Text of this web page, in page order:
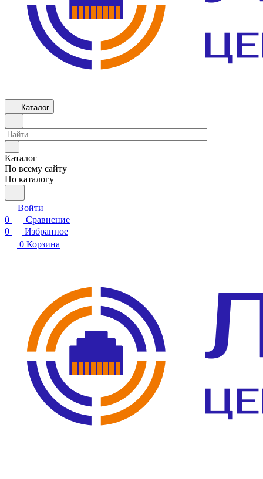
Каталог
Каталог
По всему сайту
По каталогу
Войти
0
Сравнение
0
Избранное
0 Корзина